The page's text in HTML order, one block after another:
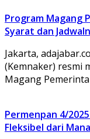
Program Magang
Syarat dan
Jakarta,
(Kemnaker) resmi
Magang
Permenpan 4/
Fleksibel dari